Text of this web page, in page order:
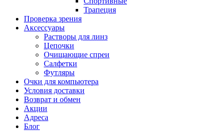
Трапеция
Проверка зрения
Аксессуары
Растворы для линз
Цепочки
Очищающие спреи
Салфетки
Футляры
Очки для компьютера
Условия доставки
Возврат и обмен
Акции
Адреса
Блог